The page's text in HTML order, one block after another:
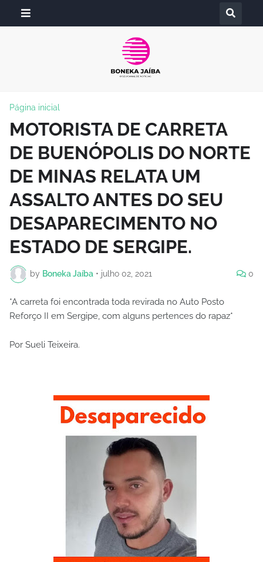
Página inicial
MOTORISTA DE CARRETA
DE BUENÓPOLIS DO NORTE
DE MINAS RELATA UM
ASSALTO ANTES DO SEU
DESAPARECIMENTO NO
ESTADO DE SERGIPE.
by Boneka Jaíba • julho 02, 2021 0
*A carreta foi encontrada toda revirada no Auto Posto
Reforço II em Sergipe, com alguns pertences do rapaz*
Por Sueli Teixeira.